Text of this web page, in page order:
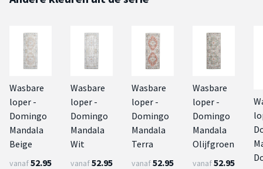
Wasbare
loper -
Domingo
Mandala
Beige
vanaf52.95
Wasbare
loper -
Domingo
Mandala
Wit
vanaf52.95
Wasbare
loper -
Domingo
Mandala
Terra
vanaf52.95
Wasbare
loper -
Domingo
Mandala
Olijfgroen
vanaf52.95